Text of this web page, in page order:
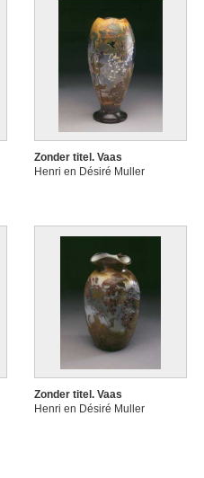
Zonder titel. Vaas
Henri en Désiré Muller
Zonder titel. Vaas
Henri en Désiré Muller